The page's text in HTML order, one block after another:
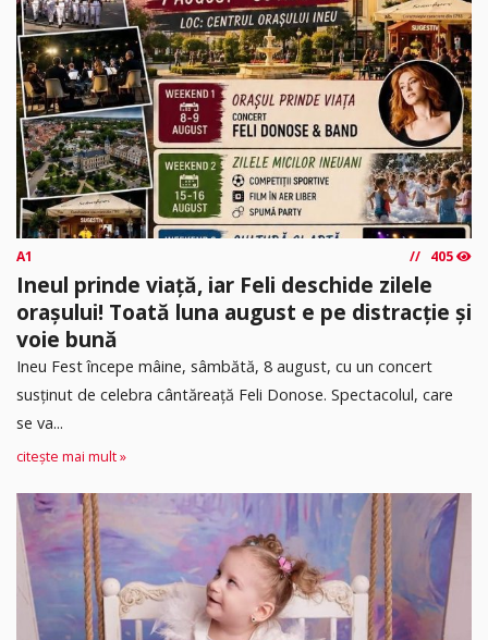
A1 405
Ineul prinde viață, iar Feli deschide zilele
orașului! Toată luna august e pe distracție și
voie bună
Ineu Fest începe mâine, sâmbătă, 8 august, cu un concert
susținut de celebra cântăreață Feli Donose. Spectacolul, care
se va...
citește mai mult »